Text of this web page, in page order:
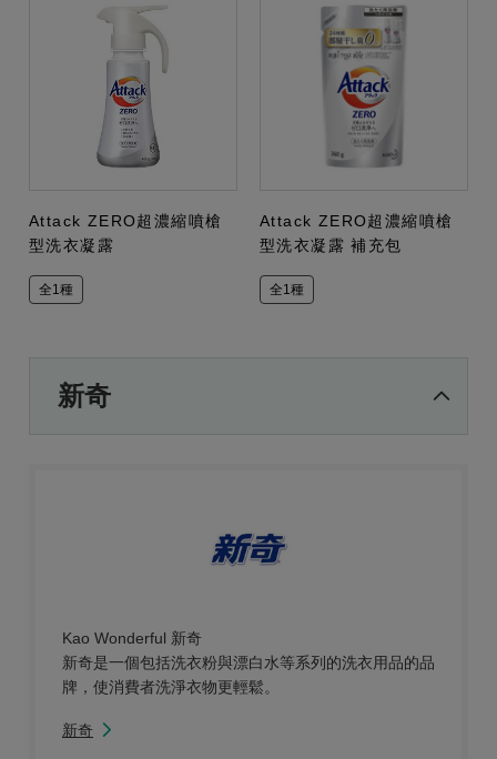
Attack ZERO超濃縮噴槍
型洗衣凝露
全1種
Attack ZERO超濃縮噴槍
型洗衣凝露 補充包
全1種
新奇
Kao Wonderful 新奇
新奇是一個包括洗衣粉與漂白水等系列的洗衣用品的品
牌，使消費者洗淨衣物更輕鬆。
新奇